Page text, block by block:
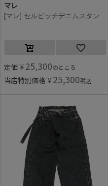
マレ
定価 ¥ 25,300のところ
当店特別価格 ¥ 25,300税込